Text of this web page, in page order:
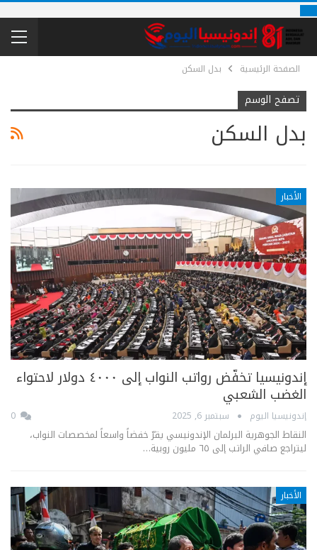
الصفحة الرئيسية بدل السكن
تصفح الوسم
بدل السكن
الأخبار
إندونيسيا تخفّض رواتب النواب إلى ٤٠٠٠ دولار لاحتواء
الغضب الشعبي
إندونيسيا اليوم سبتمبر 6, 2025
النقاط الجوهرية البرلمان الإندونيسي يقرّ خفضاً واسعاً لمخصصات النواب،
ليتراجع صافي الراتب إلى ٦٥ مليون روبية…
الأخبار